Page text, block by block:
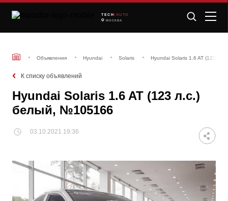
TECH /AUTO
МОСКВА
Объявления Hyundai Solaris Hyundai Solaris 1.6 AT (123
К списку объявлений
Hyundai Solaris 1.6 AT (123 л.с.)
белый, №105166
03.10.2021 19:36